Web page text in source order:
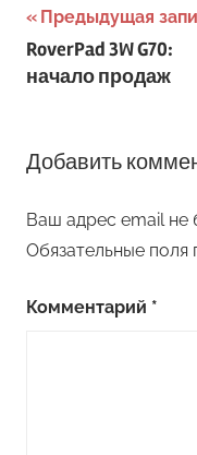
Навигация
по
Предыдущая
RoverPad 3W G70:
начало продаж
Добавить
Ваш адрес email не
Обязательные поля
Комментарий *